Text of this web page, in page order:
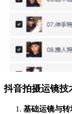
抖音拍摄运镜技
基础运镜与转